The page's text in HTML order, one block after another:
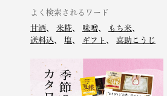
よく検索されるワード
甘酒、 米糀、 味噌、 もち米、
送料込、 塩、 ギフト 、 喜助こうじ